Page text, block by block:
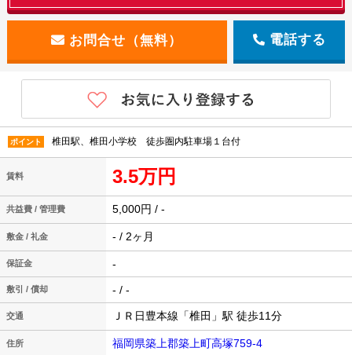
電話する
ポイント 椎田駅、椎田小学校 徒歩圏内駐車場１台付
賃料 3.5万円
共益費 / 管理費 5,000円 / -
敷金 / 礼金 - / 2ヶ月
保証金 -
敷引 / 償却 - / -
交通 ＪＲ日豊本線「椎田」駅 徒歩11分
住所 福岡県築上郡築上町高塚759-4